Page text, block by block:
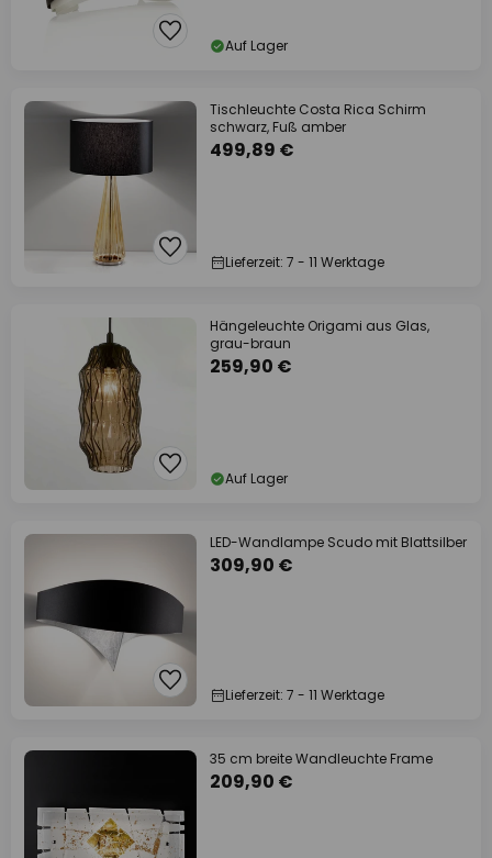
Auf Lager
Tischleuchte Costa Rica Schirm
schwarz, Fuß amber
499,89 €
Lieferzeit: 7 - 11 Werktage
Hängeleuchte Origami aus Glas,
grau-braun
259,90 €
Auf Lager
LED-Wandlampe Scudo mit Blattsilber
309,90 €
Lieferzeit: 7 - 11 Werktage
35 cm breite Wandleuchte Frame
209,90 €